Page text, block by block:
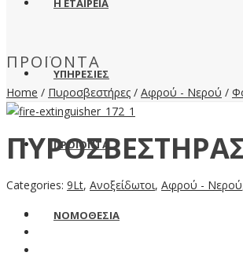
Η ΕΤΑΙΡΕΙΑ
ΥΠΗΡΕΣΙΕΣ
ΠΡΟΪΟΝΤΑ
ΝΟΜΟΘΕΣΙΑ
ΠΡΟΪΌΝΤΑ
Home / Πυροσβεστήρες / Αφρού - Νερού /
Categories: 9Lt, Ανοξείδωτοι, Αφρού - Νερού